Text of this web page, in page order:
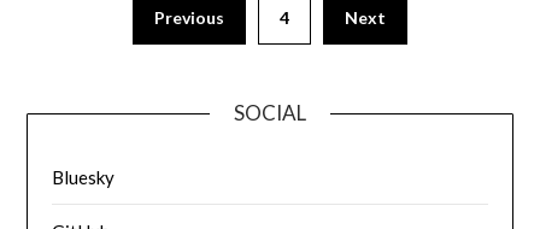
Previous 4 Next
SOCIAL
Bluesky